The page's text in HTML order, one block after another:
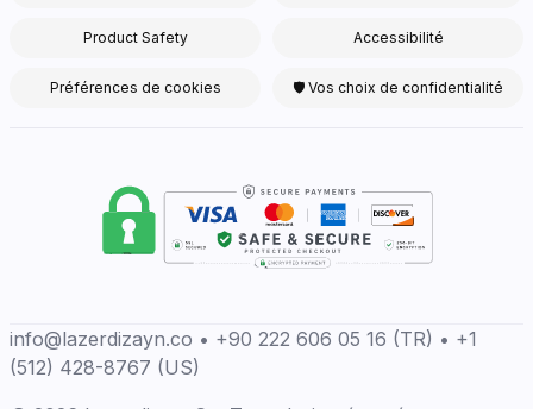
Product Safety Accessibilité
Préférences de cookies 🛡 Vos choix de confidentialité
info@lazerdizayn.co • +90 222 606 05 16 (TR) • +1
(512) 428-8767 (US)